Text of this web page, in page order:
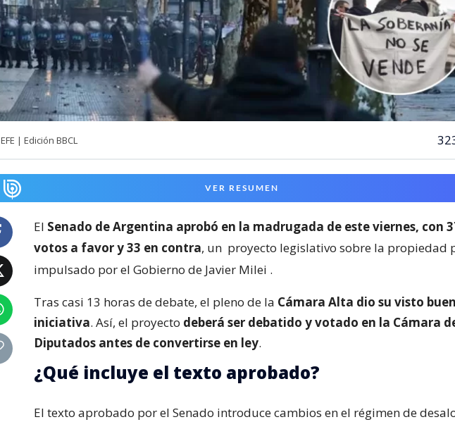
EFE | Edición BBCL
VER RESUMEN
El Senado de Argentina aprobó en la madrugada de este viernes, con
votos a favor y 33 en contra, un proyecto legislativo sobre la propiedad
impulsado por el Gobierno de Javier Milei .
Tras casi 13 horas de debate, el pleno de la Cámara Alta dio su visto
iniciativa. Así, el proyecto deberá ser debatido y votado en la Cámara
Diputados antes de convertirse en ley.
¿Qué incluye el texto aprobado?
El texto aprobado por el Senado introduce cambios en el régimen de